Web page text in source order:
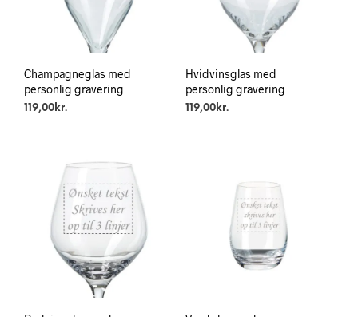
Champagneglas med
personlig gravering
119,00 kr.
Hvidvinsglas med
personlig gravering
119,00kr.